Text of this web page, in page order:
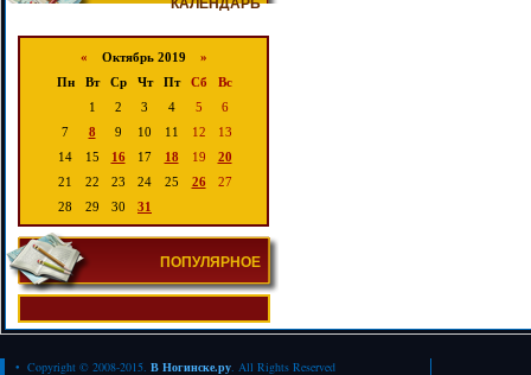
КАЛЕНДАРЬ
« Октябрь 2019 »
Пн
Вт Ср Чт Пт Сб
Вс
1
2 3 4 5
6
7
8 9 10 11 12
13
14
15 16 17 18 19
20
21
22 23 24 25 26
27
28
29 30 31
ПОПУЛЯРНОЕ
• Copyright © 2008-2015. В Ногинске.ру. All Rights Reserved